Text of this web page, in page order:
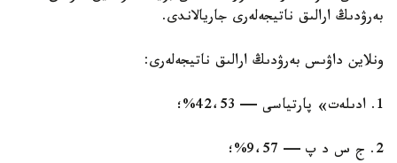
بەرۋدىڭ ارالىق ناتيجەلەرى جاريالاندى.
ونلاين داۋىس بەرۋدىڭ ارالىق ناتيجەلەرى:
1. ادىلەت» پارتياسى — 42،53%؛
2. ج س د پ — 9،57%؛